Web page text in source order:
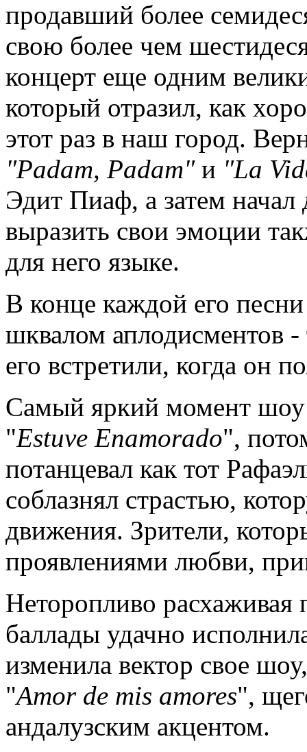
продавший более
свою более чем
концерт еще одним
который отразил, как
этот раз в наш город.
"Padam, Padam" и "La
Эдит Пиаф, а затем
выразить свои эмоции
для него языке.
В конце каждой его
шквалом аплодисментов
его встретили, когда он
Самый яркий момент шоу
"Estuve Enamorado",
потанцевал как тот
соблазнял страстью,
движения. Зрители,
проявлениями любви,
Неторопливо расхаживая
баллады удачно
изменила вектор свое
"Amor de mis amores",
андалузским акцентом.